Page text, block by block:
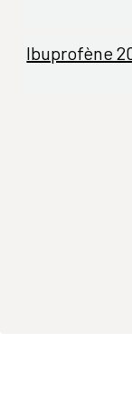
Ibuprofène